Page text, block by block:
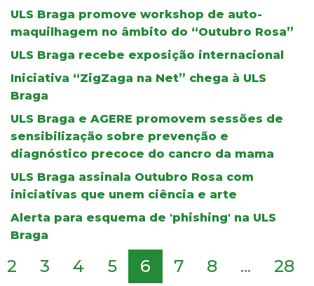
ULS Braga promove workshop de auto-
maquilhagem no âmbito do “Outubro Rosa”
ULS Braga recebe exposição internacional
Iniciativa “ZigZaga na Net” chega à ULS
Braga
ULS Braga e AGERE promovem sessões de
sensibilização sobre prevenção e
diagnóstico precoce do cancro da mama
ULS Braga assinala Outubro Rosa com
iniciativas que unem ciência e arte
Alerta para esquema de 'phishing' na ULS
Braga
2 3 4 5 6 7 8 ... 28